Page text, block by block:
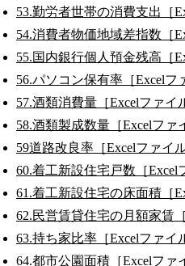
53.勤労者世帯の消費支出［
54.消費者物価地域差指数［
55.国内銀行個人預金残高［
56.パソコン保有率［Excelフ
57.酒類消費量［Excelファイ
58.酒類製成数量［Excelファ
59道路改良率［Excelファイ
60.着工新設住宅戸数［Excel
61.着工新設住宅の床面積［
62.民営賃貸住宅の月額家賃
63.持ち家比率［Excelファイ
64.都市公園面積［Excelファ